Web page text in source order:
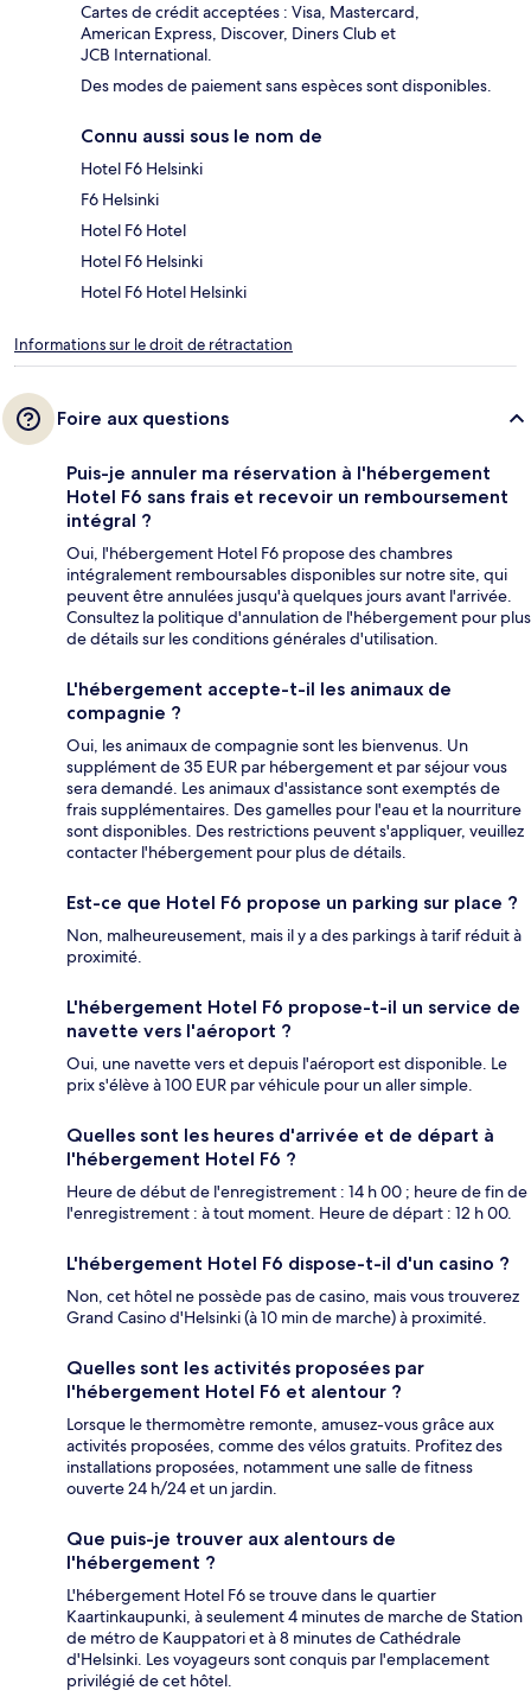
Cartes de crédit acceptées : Visa, Mastercard,
American Express, Discover, Diners Club et
JCB International.
Des modes de paiement sans espèces sont disponibles.
Connu aussi sous le nom de
Hotel F6 Helsinki
F6 Helsinki
Hotel F6 Hotel
Hotel F6 Helsinki
Hotel F6 Hotel Helsinki
Informations sur le droit de rétractation
Foire aux questions
Puis-je annuler ma réservation à l'hébergement
Hotel F6 sans frais et recevoir un remboursement
intégral ?
Oui, l'hébergement Hotel F6 propose des chambres
intégralement remboursables disponibles sur notre site, qui
peuvent être annulées jusqu'à quelques jours avant l'arrivée.
Consultez la politique d'annulation de l'hébergement pour plus
de détails sur les conditions générales d'utilisation.
L'hébergement accepte-t-il les animaux de
compagnie ?
Oui, les animaux de compagnie sont les bienvenus. Un
supplément de 35 EUR par hébergement et par séjour vous
sera demandé. Les animaux d'assistance sont exemptés de
frais supplémentaires. Des gamelles pour l'eau et la nourriture
sont disponibles. Des restrictions peuvent s'appliquer, veuillez
contacter l'hébergement pour plus de détails.
Est-ce que Hotel F6 propose un parking sur place ?
Non, malheureusement, mais il y a des parkings à tarif réduit à
proximité.
L'hébergement Hotel F6 propose-t-il un service de
navette vers l'aéroport ?
Oui, une navette vers et depuis l'aéroport est disponible. Le
prix s'élève à 100 EUR par véhicule pour un aller simple.
Quelles sont les heures d'arrivée et de départ à
l'hébergement Hotel F6 ?
Heure de début de l'enregistrement : 14 h 00 ; heure de fin de
l'enregistrement : à tout moment. Heure de départ : 12 h 00.
L'hébergement Hotel F6 dispose-t-il d'un casino ?
Non, cet hôtel ne possède pas de casino, mais vous trouverez
Grand Casino d'Helsinki (à 10 min de marche) à proximité.
Quelles sont les activités proposées par
l'hébergement Hotel F6 et alentour ?
Lorsque le thermomètre remonte, amusez-vous grâce aux
activités proposées, comme des vélos gratuits. Profitez des
installations proposées, notamment une salle de fitness
ouverte 24 h/24 et un jardin.
Que puis-je trouver aux alentours de
l'hébergement ?
L'hébergement Hotel F6 se trouve dans le quartier
Kaartinkaupunki, à seulement 4 minutes de marche de Station
de métro de Kauppatori et à 8 minutes de Cathédrale
d'Helsinki. Les voyageurs sont conquis par l'emplacement
privilégié de cet hôtel.